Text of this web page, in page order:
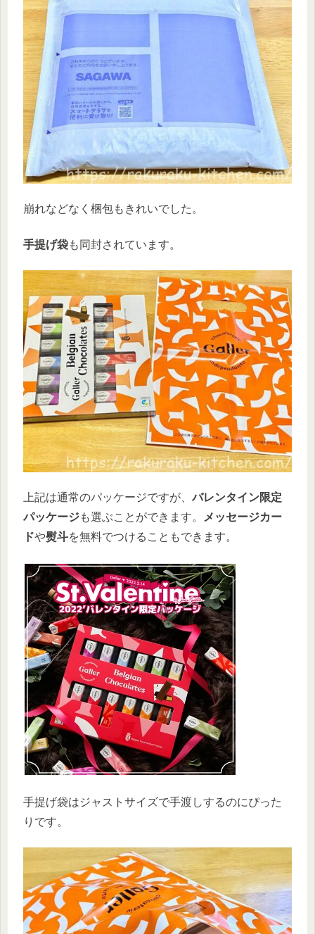
崩れなどなく梱包もきれいでした。
手提げ袋も同封されています。
上記は通常のパッケージですが、バレンタイン限定
パッケージも選ぶことができます。
メッセージカー
ドや熨斗を無料でつけることもできます。
手提げ袋はジャストサイズで手渡しするのにぴった
りです。